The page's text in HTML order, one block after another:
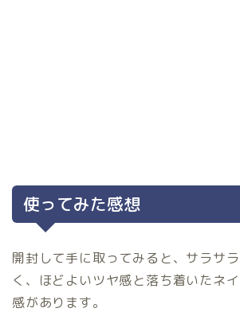
使ってみた感想
開封して手に取ってみると、サラサ
く、ほどよいツヤ感と落ち着いたネ
感があります。